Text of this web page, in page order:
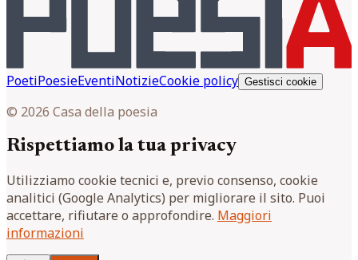
PoetiPoesieEventiNotizieCookie policy Gestisci cookie
© 2026 Casa della poesia
Rispettiamo la tua privacy
Utilizziamo cookie tecnici e, previo consenso, cookie
analitici (Google Analytics) per migliorare il sito. Puoi
accettare, rifiutare o approfondire. Maggiori
informazioni